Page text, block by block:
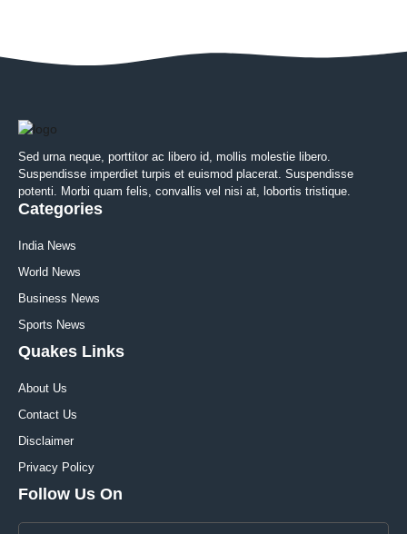
Sed urna neque, porttitor ac libero id, mollis molestie libero.
Suspendisse imperdiet turpis et euismod placerat. Suspendisse
potenti. Morbi quam felis, convallis vel nisi at, lobortis tristique.
Categories
India News
World News
Business News
Sports News
Quakes Links
About Us
Contact Us
Disclaimer
Privacy Policy
Follow Us On